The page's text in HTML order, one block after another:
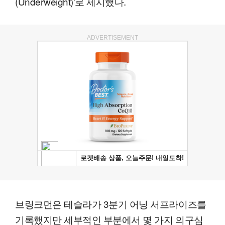
ADVERTISEMENT
브링크먼은 테슬라가 3분기 어닝 서프라이즈를
기록했지만 세부적인 부분에서 몇 가지 의구심